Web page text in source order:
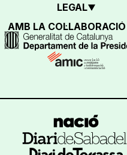
LEGAL
AMB LA